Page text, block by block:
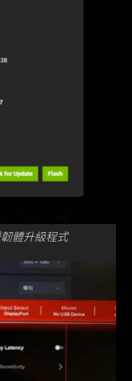
體升級程式